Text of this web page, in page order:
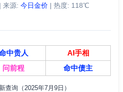
来源: 今日金价| 热度: 118℃
中贵人
AI手相
问前程 命中债主
查询（2025年7月9日）